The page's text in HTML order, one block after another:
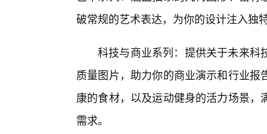
破常规的艺术表达，为你的设计注入独
科技与商业系列：提供关于未来科
质量图片，助力你的商业演示和行业
康的食材，以及运动健身的活力场景
需求。